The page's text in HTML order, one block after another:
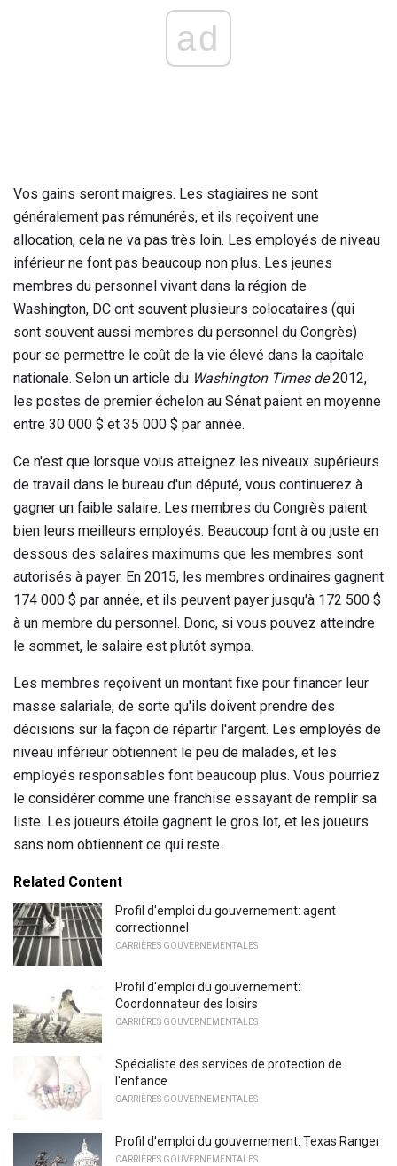
ad
Vos gains seront maigres. Les stagiaires ne sont
généralement pas rémunérés, et ils reçoivent une
allocation, cela ne va pas très loin. Les employés de niveau
inférieur ne font pas beaucoup non plus. Les jeunes
membres du personnel vivant dans la région de
Washington, DC ont souvent plusieurs colocataires (qui
sont souvent aussi membres du personnel du Congrès)
pour se permettre le coût de la vie élevé dans la capitale
nationale. Selon un article du Washington Times de2012,
les postes de premier échelon au Sénat paient en moyenne
entre 30 000 $ et 35 000 $ par année.
Ce n'est que lorsque vous atteignez les niveaux supérieurs
de travail dans le bureau d'un député, vous continuerez à
gagner un faible salaire. Les membres du Congrès paient
bien leurs meilleurs employés. Beaucoup font à ou juste en
dessous des salaires maximums que les membres sont
autorisés à payer. En 2015, les membres ordinaires gagnent
174 000 $ par année, et ils peuvent payer jusqu'à 172 500 $
à un membre du personnel. Donc, si vous pouvez atteindre
le sommet, le salaire est plutôt sympa.
Les membres reçoivent un montant fixe pour financer leur
masse salariale, de sorte qu'ils doivent prendre des
décisions sur la façon de répartir l'argent. Les employés de
niveau inférieur obtiennent le peu de malades, et les
employés responsables font beaucoup plus. Vous pourriez
le considérer comme une franchise essayant de remplir sa
liste. Les joueurs étoile gagnent le gros lot, et les joueurs
sans nom obtiennent ce qui reste.
Related Content
Profil d'emploi du gouvernement: agent
correctionnel
CARRIÈRES GOUVERNEMENTALES
Profil d'emploi du gouvernement:
Coordonnateur des loisirs
CARRIÈRES GOUVERNEMENTALES
Spécialiste des services de protection de
l'enfance
CARRIÈRES GOUVERNEMENTALES
Profil d'emploi du gouvernement: Texas Ranger
CARRIÈRES GOUVERNEMENTALES